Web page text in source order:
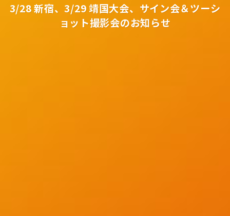
3/28 新宿、3/29 靖国大会、サイン会＆ツーシ
ョット撮影会のお知らせ